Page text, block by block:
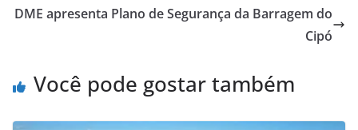
DME apresenta Plano de Segurança da Barragem do
Cipó
Você pode gostar também